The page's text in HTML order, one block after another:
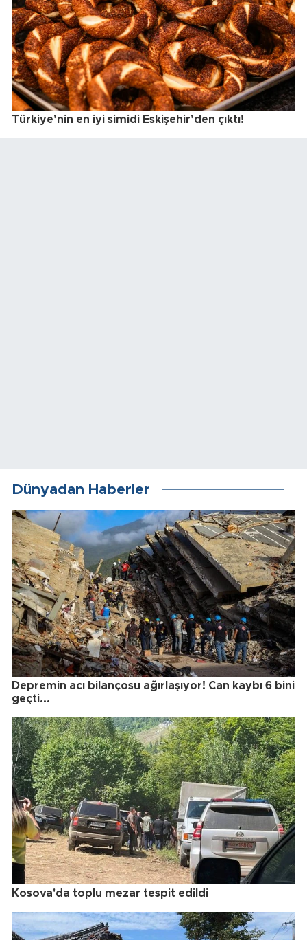
Türkiye’nin en iyi simidi Eskişehir’den çıktı!
Dünyadan Haberler
Depremin acı bilançosu ağırlaşıyor! Can kaybı 6 bini
geçti...
Kosova'da toplu mezar tespit edildi